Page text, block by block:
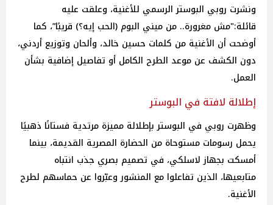
ونشرت روبي البوستر الرسمي للأغنية، وعلقت عليه
قائلة:"مش مغرورة.. من ميني البوم (الحب إيه؟) قريبًا”، كما
أوضحت أن الأغنية من كلمات حسين خالد، وألحان وتوزيع أردني،
دون الكشف عن موعد الطرح الكامل أو تفاصيل إضافية بشأن
العمل.
إطلالة لافتة في البوستر
وظهرت روبي في البوستر بإطلالة مميزة مرتدية فستانًا ذهبيًا
يحمل رسومات مستوحاة من الحضارة المصرية القديمة، بينما
أمسكت بجهاز لاسلكي، في تصميم بصري جذب انتباه
متابعيها، الذين تفاعلوا مع المنشور وعبّروا عن حماسهم لطرح
الأغنية.